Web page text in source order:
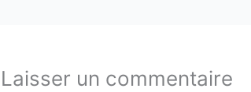
Laisser un commentaire